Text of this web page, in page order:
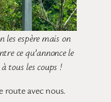
les espère mais on
ce qu’annonce le
tous les coups !
route avec nous.